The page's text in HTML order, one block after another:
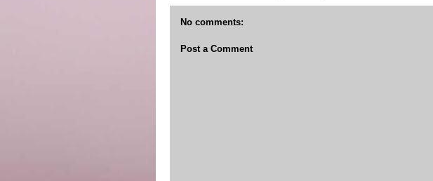
No comments:
Post a Comment